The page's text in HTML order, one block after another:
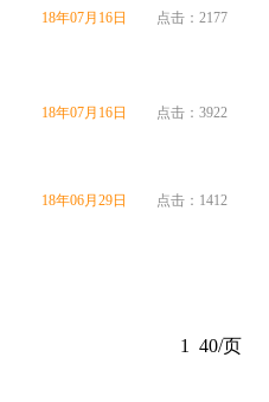
18年07月16日
点击：2177
18年07月16日
点击：3922
18年06月29日 点击：1412
1 40/页